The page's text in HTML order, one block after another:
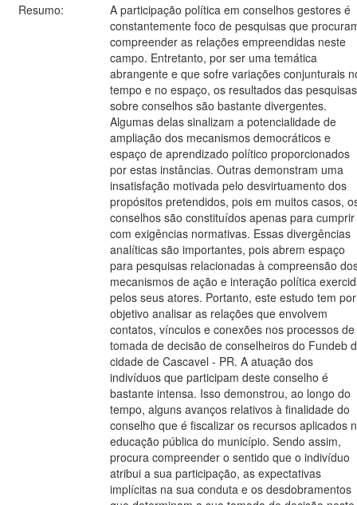
Resumo:
A participação política em conselhos gestores é
constantemente foco de pesquisas que
compreender as relações empreendidas neste
campo. Entretanto, por ser uma temática
abrangente e que sofre variações conjunturais
tempo e no espaço, os resultados das pesquisas
sobre conselhos são bastante divergentes.
Algumas delas sinalizam a potencialidade de
ampliação dos mecanismos democráticos e
espaço de aprendizado político proporcionados
por estas instâncias. Outras demonstram uma
insatisfação motivada pelo desvirtuamento dos
propósitos pretendidos, pois em muitos casos,
conselhos são constituídos apenas para cumprir
com exigências normativas. Essas divergências
analíticas são importantes, pois abrem espaço
para pesquisas relacionadas à compreensão
mecanismos de ação e interação política
pelos seus atores. Portanto, este estudo tem por
objetivo analisar as relações que envolvem
contatos, vínculos e conexões nos processos de
tomada de decisão de conselheiros do Fundeb
cidade de Cascavel - PR. A atuação dos
indivíduos que participam deste conselho é
bastante intensa. Isso demonstrou, ao longo do
tempo, alguns avanços relativos à finalidade do
conselho que é fiscalizar os recursos aplicados
educação pública do município. Sendo assim,
procura compreender o sentido que o indivíduo
atribui a sua participação, as expectativas
implícitas na sua conduta e os desdobramentos